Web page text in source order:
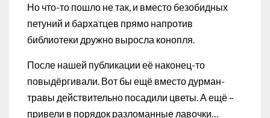
Но что-то пошло не так, и вместо безобидных
петуний и бархатцев прямо напротив
библиотеки дружно выросла конопля.
После нашей публикации её наконец-то
повыдёргивали. Вот бы ещё вместо дурман-
травы действительно посадили цветы. А ещё –
привели в порядок разломанные лавочки…